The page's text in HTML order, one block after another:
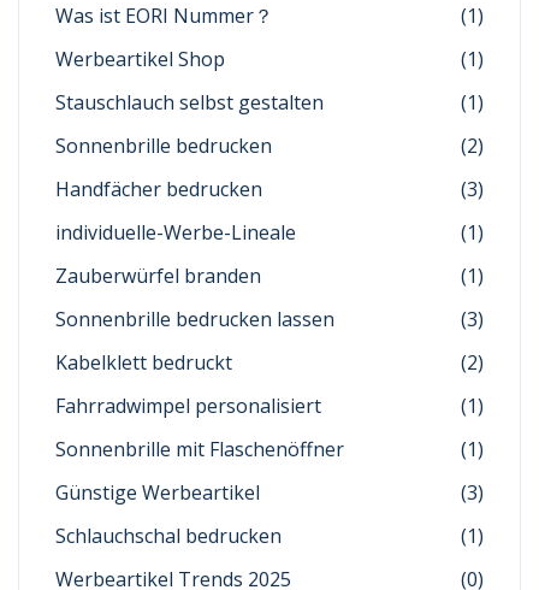
Was ist EORI Nummer？
(1)
Werbeartikel Shop
(1)
Stauschlauch selbst gestalten
(1)
Sonnenbrille bedrucken
(2)
Handfächer bedrucken
(3)
individuelle-Werbe-Lineale
(1)
Zauberwürfel branden
(1)
Sonnenbrille bedrucken lassen
(3)
Kabelklett bedruckt
(2)
Fahrradwimpel personalisiert
(1)
Sonnenbrille mit Flaschenöffner
(1)
Günstige Werbeartikel
(3)
Schlauchschal bedrucken
(1)
Werbeartikel Trends 2025
(0)